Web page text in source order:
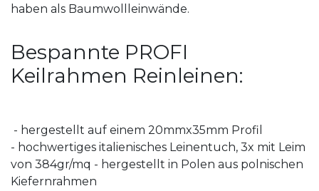
haben als Baumwollleinwände.
Bespannte PROFI
Keilrahmen Reinleinen:
- hergestellt auf einem 20mmx35mm Profil
- hochwertiges italienisches Leinentuch, 3x mit Leim
von 384gr/mq - hergestellt in Polen aus polnischen
Kiefernrahmen